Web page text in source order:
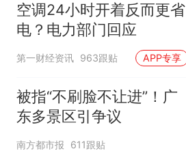
空调24小时开着反而更省
电？电力部门回应
第一财经资讯 963跟贴 APP专享
被指“不刷脸不让进”！广
东多景区引争议
南方都市报 611跟贴